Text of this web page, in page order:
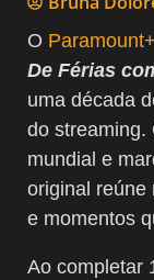
O Paramount+
De Férias
uma década
do streaming.
mundial e
original reúne
e momentos
Ao completar